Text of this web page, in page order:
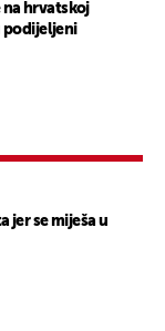
na hrvatskoj
podijeljeni
jer se miješa u